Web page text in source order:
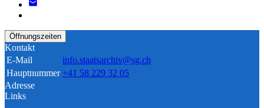
Öffnungszeiten
Kontakt
E-Mail
info.staatsarchiv@sg.ch
Hauptnummer +41 58 229 32 05
Adresse
Links